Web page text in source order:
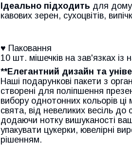
Ідеально підходить для
кавових зерен, сухоцвітів,
♥ Паковання
10 шт. мішечків на зав'язках
**Елегантний дизайн та
Наші подарункові пакети з
створені для поліпшення
вибору однотонних кольорів
свята, від невеликих весіль до
додаючи нотку вишуканості
упакувати цукерки, ювелірні
рішенням.